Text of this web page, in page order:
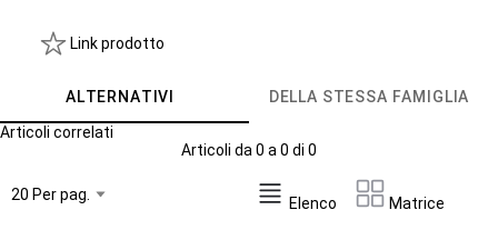
Link prodotto
ALTERNATIVI DELLA STESSA FAMIGLIA
Articoli correlati
Articoli da 0 a 0 di 0
Elenco Matrice